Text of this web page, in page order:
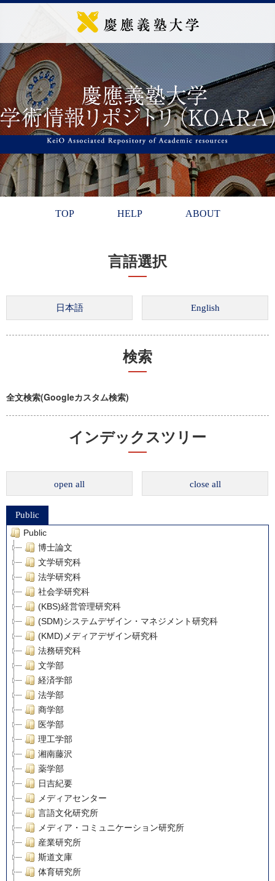
TOP HELP ABOUT
言語選択
検索
全文検索(Googleカスタム検索)
インデックスツリー
open all close all
Public
Public
博士論文
文学研究科
法学研究科
社会学研究科
(KBS)経営管理研究科
(SDM)システムデザイン・マネジメント研究科
(KMD)メディアデザイン研究科
法務研究科
文学部
経済学部
法学部
商学部
医学部
理工学部
湘南藤沢
薬学部
日吉紀要
メディアセンター
言語文化研究所
メディア・コミュニケーション研究所
産業研究所
斯道文庫
体育研究所